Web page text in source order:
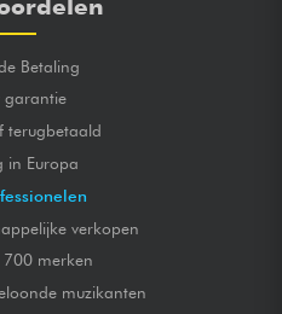
Betaling
garantie
terugbetaald
in Europa
verkopen
merken
muzikanten